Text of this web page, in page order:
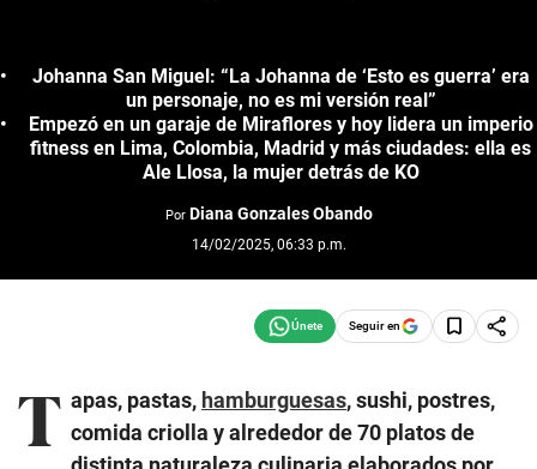
Johanna San Miguel: “La Johanna de ‘Esto es guerra’ era
un personaje, no es mi versión real”
Empezó en un garaje de Miraflores y hoy lidera un imperio
fitness en Lima, Colombia, Madrid y más ciudades: ella es
Ale Llosa, la mujer detrás de KO
Por Diana Gonzales Obando
14/02/2025, 06:33 p.m.
Seguir en
T apas, pastas, hamburguesas, sushi, postres,
comida criolla y alrededor de 70 platos de